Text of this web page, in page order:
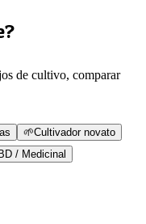
de cultivo, comparar
🌱Cultivador novato
/ Medicinal